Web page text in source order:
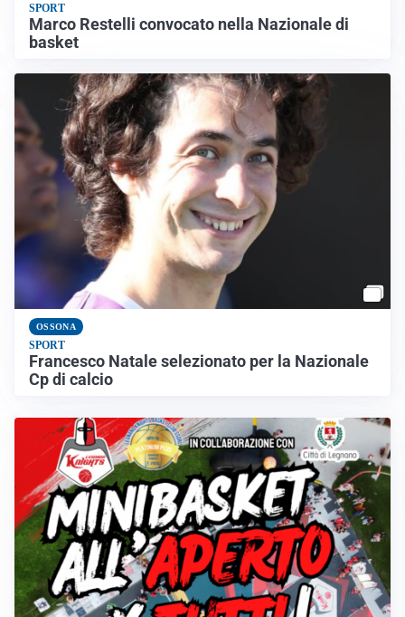
SPORT
Marco Restelli convocato nella Nazionale di
basket
OSSONA
SPORT
Francesco Natale selezionato per la Nazionale
Cp di calcio